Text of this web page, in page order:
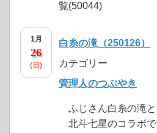
覧(50044)
1月
26
(日)
白糸の滝（250126）
カテゴリー
管理人のつぶやき
ふじさん白糸の滝と
北斗七星のコラボで